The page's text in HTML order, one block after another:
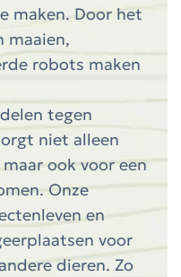
maken. Door het
maaien,
robots maken
tegen
niet alleen
ook voor een
Onze
en
voor
dieren. Zo